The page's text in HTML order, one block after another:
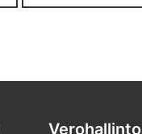
Verohallinto